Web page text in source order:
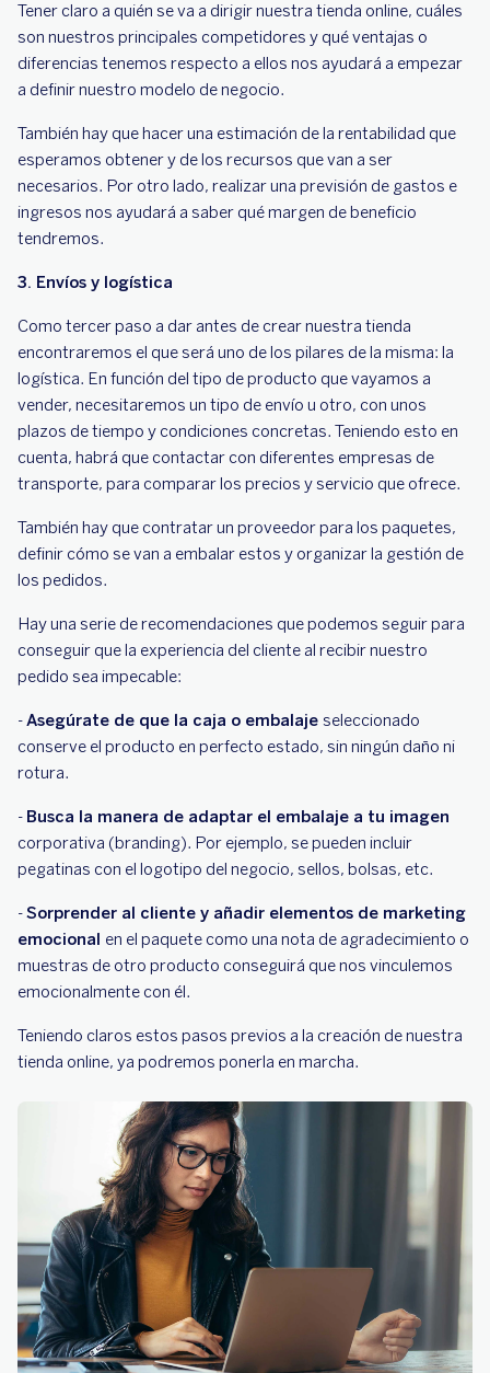
Tener claro a quién se va a dirigir nuestra tienda online, cuáles
son nuestros principales competidores y qué ventajas o
diferencias tenemos respecto a ellos nos ayudará a empezar
a definir nuestro modelo de negocio.
También hay que hacer una estimación de la rentabilidad que
esperamos obtener y de los recursos que van a ser
necesarios. Por otro lado, realizar una previsión de gastos e
ingresos nos ayudará a saber qué margen de beneficio
tendremos.
3. Envíos y logística
Como tercer paso a dar antes de crear nuestra tienda
encontraremos el que será uno de los pilares de la misma: la
logística. En función del tipo de producto que vayamos a
vender, necesitaremos un tipo de envío u otro, con unos
plazos de tiempo y condiciones concretas. Teniendo esto en
cuenta, habrá que contactar con diferentes empresas de
transporte, para comparar los precios y servicio que ofrece.
También hay que contratar un proveedor para los paquetes,
definir cómo se van a embalar estos y organizar la gestión de
los pedidos.
Hay una serie de recomendaciones que podemos seguir para
conseguir que la experiencia del cliente al recibir nuestro
pedido sea impecable:
-Asegúrate de que la caja o embalaje seleccionado
conserve el producto en perfecto estado, sin ningún daño ni
rotura.
- Busca la manera de adaptar el embalaje a tu imagen
corporativa (branding). Por ejemplo, se pueden incluir
pegatinas con el logotipo del negocio, sellos, bolsas, etc.
-Sorprender al cliente y añadir elementos de marketing
emocional en el paquete como una nota de agradecimiento o
muestras de otro producto conseguirá que nos vinculemos
emocionalmente con él.
Teniendo claros estos pasos previos a la creación de nuestra
tienda online, ya podremos ponerla en marcha.